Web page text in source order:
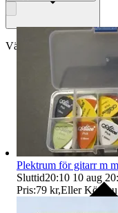
Välj till köparskydd
Plektrum för gitarr m
Sluttid20:10 10 aug
Pris:79 kr,Eller Köp nu